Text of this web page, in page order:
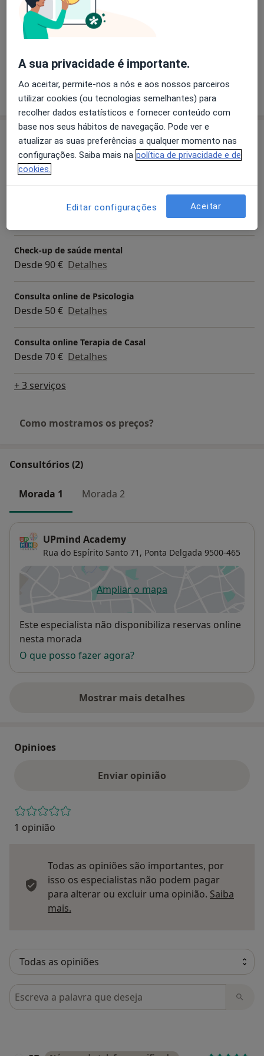
Psicólogos Portugueses, nº19928
Mestre em Psicologia Clínica e Familiar pela Faculdade
de Psicologia da Universidade de Lisboa
pelo CRIAP
Formação em EFT para casais e famílias, pela
Sociedade de Psicoterapia Construtivista
Psicoterapeuta em treino pela SPPC
Terapeuta IFS (Internal Family Systems) nível 1
Experiência em intervenção clínica em contexto
privado, hospitalar e IPSS
Pacientes que trato
Adultos (Apenas em alguns endereços)
Crianças (Apenas em alguns endereços)
Mostrar mais detalhes
sobre a experiência
Serviços e preços
Primeira consulta Psicologia
Detalhes
Avaliação Psicológica
Check-up de saúde mental
Desde 90 € Detalhes
Consulta online de Psicologia
Desde 50 € Detalhes
Consulta online Terapia de Casal
Desde 70 € Detalhes
+ 3 serviços
Como mostramos os preços?
Consultórios (2)
Morada 1 Morada 2
UPmind Academy
Rua do Espírito Santo 71, Ponta Delgada 9500-465
Ampliar o mapaabre num novo separador
Disponibilidade
Este especialista não disponibiliza reservas online
nesta morada
O que posso fazer agora?
Mostrar mais detalhes
sobre o endereço
Opinioes
Enviar opinião
1 opinião
Todas as opiniões são importantes, por
isso os especialistas não podem pagar
para alterar ou excluir uma opinião. Saiba
mais.
Pesquisar em opiniões
A sua privacidade é importante.
Ao aceitar, permite-nos a nós e aos nossos parceiros
utilizar cookies (ou tecnologias semelhantes) para
recolher dados estatísticos e fornecer conteúdo com
base nos seus hábitos de navegação. Pode ver e
atualizar as suas preferências a qualquer momento nas
configurações. Saiba mais na política de privacidade e de
cookies.
Editar configurações Aceitar